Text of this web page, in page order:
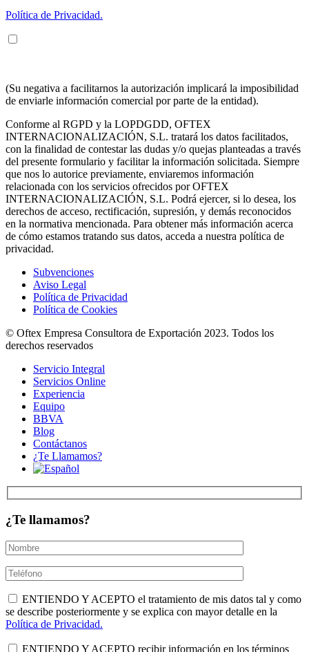
Política de Privacidad.
(Su negativa a facilitarnos la autorización implicará la imposibilidad
de enviarle información comercial por parte de la entidad).
Conforme al RGPD y la LOPDGDD, OFTEX
INTERNACIONALIZACIÓN, S.L. tratará los datos facilitados,
con la finalidad de contestar las dudas y/o quejas planteadas a través
del presente formulario y facilitar la información solicitada. Siempre
que nos lo autorice previamente, enviaremos información
relacionada con los servicios ofrecidos por OFTEX
INTERNACIONALIZACIÓN, S.L. Podrá ejercer, si lo desea, los
derechos de acceso, rectificación, supresión, y demás reconocidos
en la normativa mencionada. Para obtener más información acerca
de cómo estamos tratando sus datos, acceda a nuestra política de
privacidad.
Subvenciones
Aviso Legal
Política de Privacidad
Política de Cookies
© Oftex Empresa Consultora de Exportación 2023. Todos los
derechos reservados
Servicio Integral
Servicios Online
Experiencia
Equipo
BBVA
Blog
Contáctanos
¿Te Llamamos?
¿Te llamamos?
ENTIENDO Y ACEPTO el tratamiento de mis datos tal y como
se describe posteriormente y se explica con mayor detalle en la
Política de Privacidad.
ENTIENDO Y ACEPTO recibir información en los términos